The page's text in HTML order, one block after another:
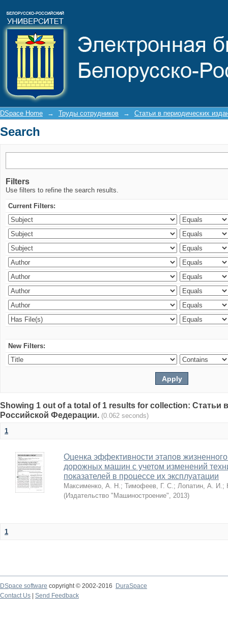
DSpace Home → Труды сотрудников → Статьи в периодических
Search
Filters
Use filters to refine the search results.
Current Filters:
New Filters:
Showing 1 out of a total of 1 results for collection: Статьи
Российской Федерации. (0.062 seconds)
1
Оценка эффективности этапов
дорожных машин с учетом изменений
показателей в процессе их эксплуатации
Максименко, А. Н.; Тимофеев, Г. С.; Лопатин, А. И.;
(Издательство "Машиностроение", 2013)
1
DSpace software copyright © 2002-2016
DuraSpace
Contact Us
Send Feedback